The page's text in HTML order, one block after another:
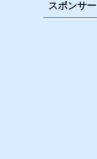
スポンサー